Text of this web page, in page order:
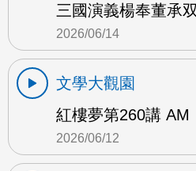
三國演義楊奉董承
2026/06/14
文學大觀園
紅樓夢第260講 AM
2026/06/12